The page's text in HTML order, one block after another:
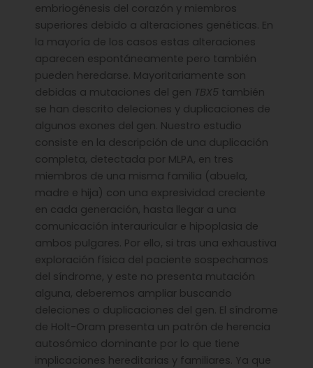
embriogénesis del corazón y miembros
superiores debido a alteraciones genéticas. En
la mayoría de los casos estas alteraciones
aparecen espontáneamente pero también
pueden heredarse. Mayoritariamente son
debidas a mutaciones del gen TBX5 también
se han descrito deleciones y duplicaciones de
algunos exones del gen. Nuestro estudio
consiste en la descripción de una duplicación
completa, detectada por MLPA, en tres
miembros de una misma familia (abuela,
madre e hija) con una expresividad creciente
en cada generación, hasta llegar a una
comunicación interauricular e hipoplasia de
ambos pulgares. Por ello, si tras una exhaustiva
exploración física del paciente sospechamos
del síndrome, y este no presenta mutación
alguna, deberemos ampliar buscando
deleciones o duplicaciones del gen. El síndrome
de Holt-Oram presenta un patrón de herencia
autosómico dominante por lo que tiene
implicaciones hereditarias y familiares. Ya que